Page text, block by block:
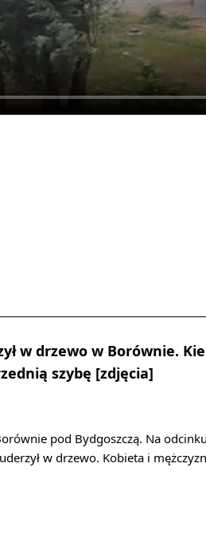
w drzewo w Borównie.
szybę [zdjęcia]
pod Bydgoszczą. Na
w drzewo. Kobieta i